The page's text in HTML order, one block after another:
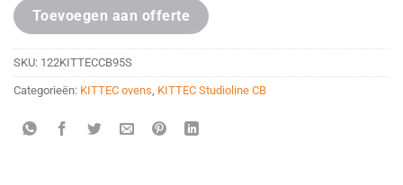
Toevoegen aan offerte
SKU: 122KITTECCB95S
Categorieën: KITTEC ovens KITTEC Studioline CB